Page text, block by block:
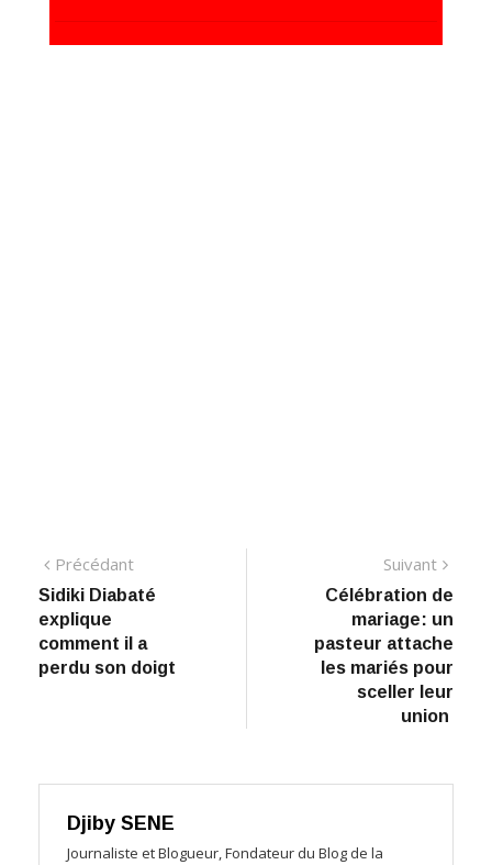
Navigation
de
l’article
PrécédantPrécédant:
​Sidiki Diabaté
explique
comment il a
perdu son doigt
Suivant
Célébration de
mariage: un
pasteur attache
les mariés pour
sceller leur
union
Djiby SENE
Journaliste et Blogueur, Fondateur du Blog de la